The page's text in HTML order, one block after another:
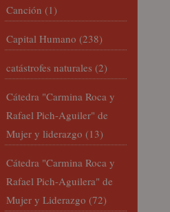
Canción (1)
Capital Humano (238)
catástrofes naturales (2)
Cátedra "Carmina Roca y
Rafael Pich-Aguiler" de
Mujer y liderazgo (13)
Cátedra "Carmina Roca y
Rafael Pich-Aguilera" de
Mujer y Liderazgo (72)